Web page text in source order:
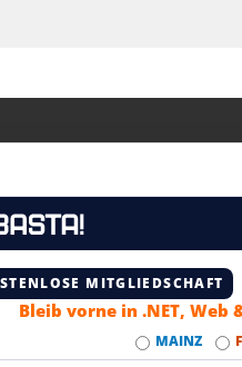
MITGLIEDSCHAFT
Bleib vorne in .NET, Web
MAINZ